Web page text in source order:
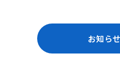
お知ら